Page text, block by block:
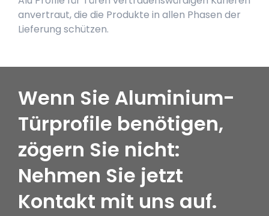
anvertraut, die die Produkte in allen Phasen der
Lieferung schützen.
Wenn Sie Aluminium-
Türprofile benötigen,
zögern Sie nicht:
Nehmen Sie jetzt
Kontakt mit uns auf.